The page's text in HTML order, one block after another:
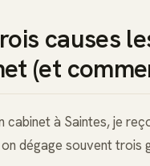
causes
(et
cabinet à Saintes, je
dégage souvent trois